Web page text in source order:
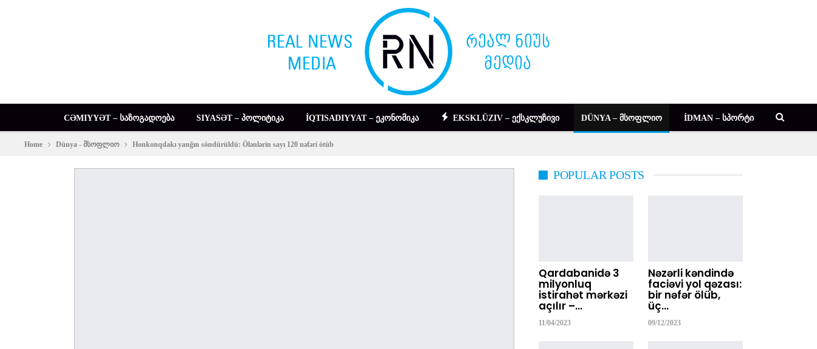
CƏMIYYƏT – ᲡᲐᲖᲝᲒᲐᲓᲝᲔᲑᲐ SIYASƏT – ᲞᲝᲚᲘᲢᲘᲙᲐ İQTISADIYYAT – ᲔᲙᲝᲜᲝᲛᲘᲙᲐ EKSKLÜZIV – ᲔᲥᲡᲙᲚᲣᲖᲘᲕᲘ DÜNYA – ᲛᲡᲝᲤᲚᲘᲝ İDMAN – ᲡᲞᲝᲠᲢᲘ
Home Dünya - მსოფლიო Honkonqdakı yanğın söndürüldü: Ölənlərin sayı 120 nəfəri ötüb
POPULAR POSTS
Qardabanidə 3
milyonluq
istirahət mərkəzi
açılır –…
11/04/2023
Nəzərli kəndində
faciəvi yol qəzası:
bir nəfər ölüb,
üç…
09/12/2023